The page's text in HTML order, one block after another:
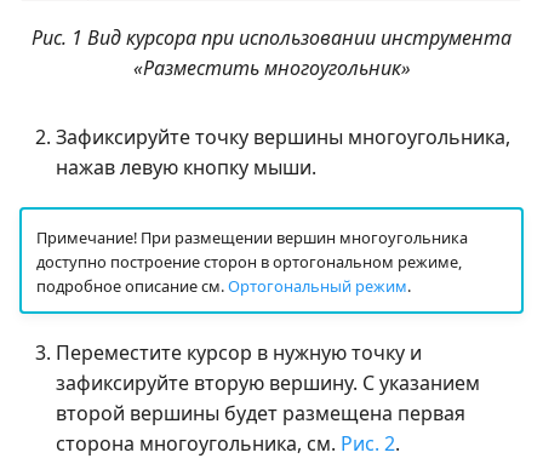
Рис. 1 Вид курсора при использовании инструмента
«Разместить многоугольник»
Зафиксируйте точку вершины многоугольника,
нажав левую кнопку мыши.
Примечание! При размещении вершин многоугольника
доступно построение сторон в ортогональном режиме,
подробное описание см.Ортогональный режим.
Переместите курсор в нужную точку и
зафиксируйте вторую вершину. С указанием
второй вершины будет размещена первая
сторона многоугольника, см. Рис. 2.